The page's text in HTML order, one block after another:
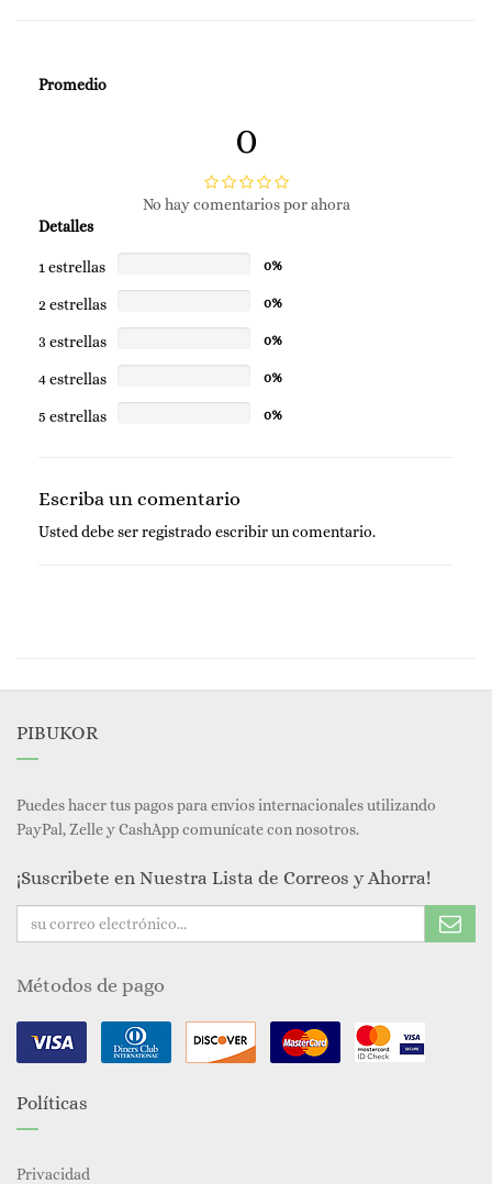
Promedio
0
No hay comentarios por ahora
Detalles
1 estrellas 0%
2 estrellas 0%
3 estrellas 0%
4 estrellas 0%
5 estrellas 0%
Escriba un comentario
Usted debe serregistrado escribir un comentario.
PIBUKOR
Puedes hacer tus pagos para envios internacionales utilizando
PayPal, Zelle y CashApp comunícate con nosotros.
¡Suscribete en Nuestra Lista de Correos y Ahorra!
Métodos de pago
Políticas
Privacidad